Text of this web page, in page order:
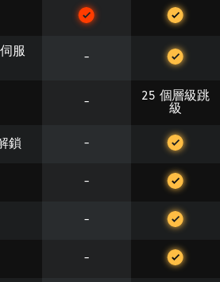
服
-
-
25 個層級跳
級
鎖 -
-
-
-